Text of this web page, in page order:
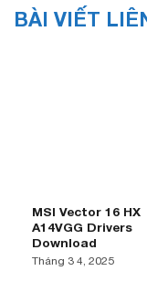
BÀI VIẾT
MSI Vector 16 HX
A14VGG Drivers
Download
Tháng 3 4, 2025